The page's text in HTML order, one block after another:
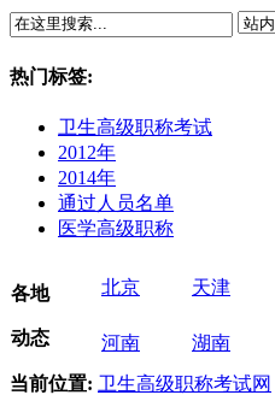
热门标签:
卫生高级职称考试
2012年
2014年
通过人员名单
医学高级职称
各地
动态
北京 天津
河南 湖南
当前位置: 卫生高级职称考试网